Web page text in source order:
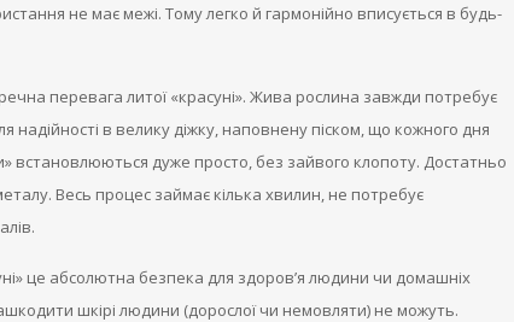
не має межі. Тому легко й гармонійно вписується в будь-
перевага литої «красуні». Жива рослина завжди потребує
надійності в велику діжку, наповнену піском, що кожного дня
встановлюються дуже просто, без зайвого клопоту. Достатньо
Весь процес займає кілька хвилин, не потребує
це абсолютна безпека для здоров’я людини чи домашніх
шкірі людини (дорослої чи немовляти) не можуть.